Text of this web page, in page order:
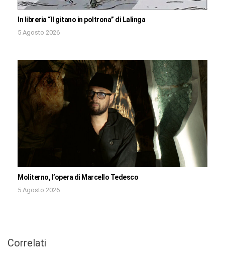
In libreria “Il gitano in poltrona” di Lalinga
5 Agosto 2026
Moliterno, l’opera di Marcello Tedesco
5 Agosto 2026
Correlati